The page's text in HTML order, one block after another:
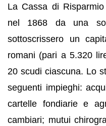
La Cassa di
nel 1868 da una
sottoscrissero un
romani (pari a 5.320
20 scudi ciascuna. Lo
seguenti impieghi:
cartelle fondiarie e
cambiari; mutui